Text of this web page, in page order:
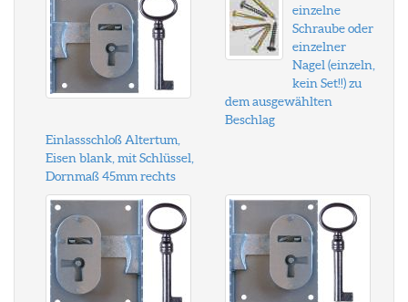
Einlassschloß Altertum,
Eisen blank, mit Schlüssel,
Dornmaß 45mm rechts
einzelne
Schraube oder
einzelner
Nagel (einzeln,
kein Set!!) zu
dem ausgewählten
Beschlag